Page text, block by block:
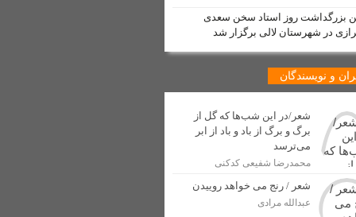
لالی منتشر شد
شهری شهرستان لالی آغاز شد
جهانگردان ایرانی
بزرگداشت روز استاد سخن سعدی
در شهرستان لالی برگزار شد
و نویسندگان
شعر/در این شب‌ها که گل از
برگ و برگ از باد و باد از ابر
می‌ترسد
محمدرضا شفیعی کدکنی
شعر / رنج می خواهد روییدن
عبدالله مرادی